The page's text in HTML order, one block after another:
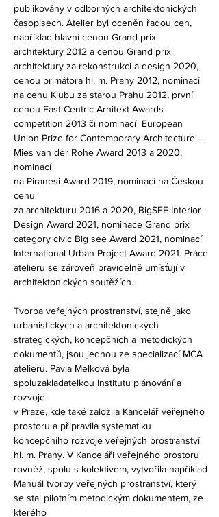
publikovány v odborných architektonických
časopisech. Atelier byl oceněn řadou cen,
například hlavní cenou Grand prix
architektury 2012 a cenou Grand prix
architektury za rekonstrukci a design 2020,
cenou primátora hl. m. Prahy 2012, nominací
na cenu Klubu za starou Prahu 2012, první
cenou East Centric Arhitext Awards
competition 2013 či nominací European
Union Prize for Contemporary Architecture –
Mies van der Rohe Award 2013 a 2020,
nominací
na Piranesi Award 2019, nominací na Českou
cenu
za architekturu 2016 a 2020, BigSEE Interior
Design Award 2021, nominace Grand prix
category civic Big see Award 2021, nominací
International Urban Project Award 2021. Práce
atelieru se zároveň pravidelně umísťují v
architektonických soutěžích.
Tvorba veřejných prostranství, stejně jako
urbanistických a architektonických
strategických, koncepčních a metodických
dokumentů, jsou jednou ze specializací MCA
atelieru. Pavla Melková byla
spoluzakladatelkou Institutu plánování a
rozvoje
v Praze, kde také založila Kancelář veřejného
prostoru a připravila systematiku
koncepčního rozvoje veřejných prostranství
hl. m. Prahy. V Kanceláři veřejného prostoru
rovněž, spolu s kolektivem, vytvořila například
Manuál tvorby veřejných prostranství, který
se stal pilotním metodickým dokumentem, ze
kterého